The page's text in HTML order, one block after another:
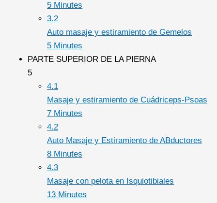
5 Minutes
3.2
Auto masaje y estiramiento de Gemelos
5 Minutes
PARTE SUPERIOR DE LA PIERNA
5
4.1
Masaje y estiramiento de Cuádriceps-Psoas
7 Minutes
4.2
Auto Masaje y Estiramiento de ABductores
8 Minutes
4.3
Masaje con pelota en Isquiotibiales
13 Minutes